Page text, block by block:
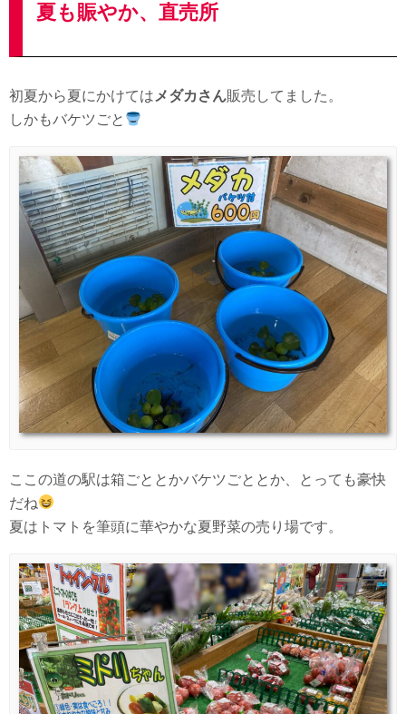
夏も賑やか、直売所
初夏から夏にかけては メダカさん販売してました。
しかもバケツごと
ここの道の駅は箱ごととかバケツごととか、とっても豪快
だね
夏はトマトを筆頭に華やかな夏野菜の売り場です。